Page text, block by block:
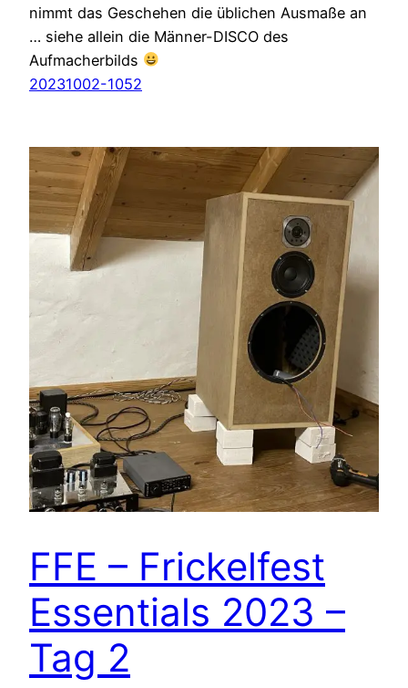
nimmt das Geschehen die üblichen Ausmaße an
… siehe allein die Männer-DISCO des
Aufmacherbilds
20231002-1052
FFE – Frickelfest
Essentials 2023 –
Tag 2